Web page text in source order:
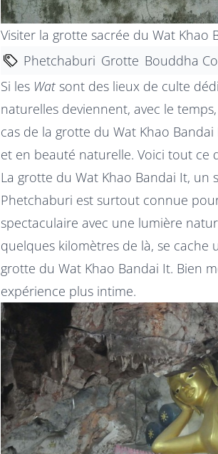
Visiter la grotte sacrée du Wat Khao
Phetchaburi Grotte Bouddha
Si les Wat sont des lieux de culte
naturelles deviennent, avec le
cas de la grotte du Wat Khao
et en beauté naturelle. Voici tout ce
La grotte du Wat Khao Bandai It,
Phetchaburi est surtout connue
spectaculaire avec une lumière
quelques kilomètres de là, se cache
grotte du Wat Khao Bandai It. Bien
expérience plus intime.